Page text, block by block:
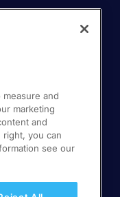
and
marketing
and
you can
see our